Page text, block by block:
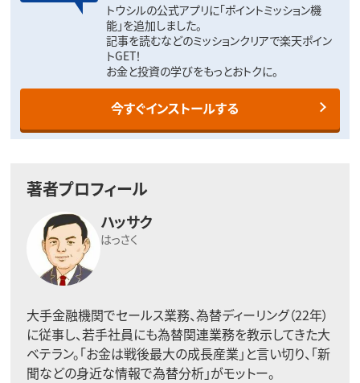
トウシルの公式アプリに「ポイントミッション機
能」を追加しました。
記事を読むなどのミッションクリアで楽天ポイン
トGET！
お金と投資の学びをもっとおトクに。
今すぐインストールする
著者プロフィール
ハッサク
はっさく
大手金融機関でセールス業務、為替ディーリング（22年）
に従事し、若手社員にも為替関連業務を教示してきた大
ベテラン。「お金は戦後最大の成長産業」と言い切り、「新
聞などの身近な情報で為替分析」がモットー。